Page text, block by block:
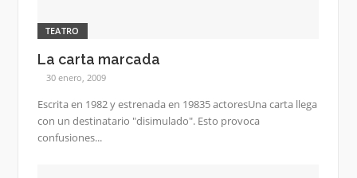
TEATRO
La carta marcada
30 enero, 2009
Escrita en 1982 y estrenada en 19835 actoresUna carta llega
con un destinatario "disimulado". Esto provoca
confusiones...